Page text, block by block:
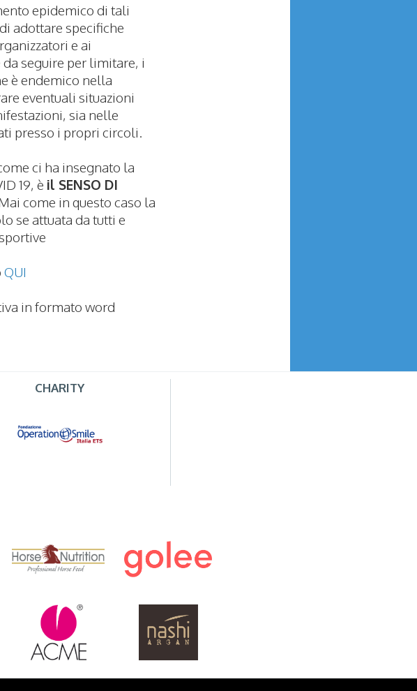
epidemico di tali
adottare specifiche
e ai
seguire per limitare, i
è endemico nella
eventuali situazioni
sia nelle
presso i propri circoli.
ci ha insegnato la
19, è il SENSO DI
Mai come in questo caso la
se attuata da tutti e
QUI
in formato word
CHARITY